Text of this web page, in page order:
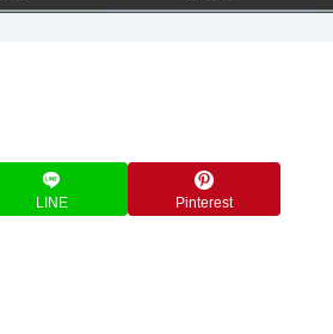
LINE Pinterest